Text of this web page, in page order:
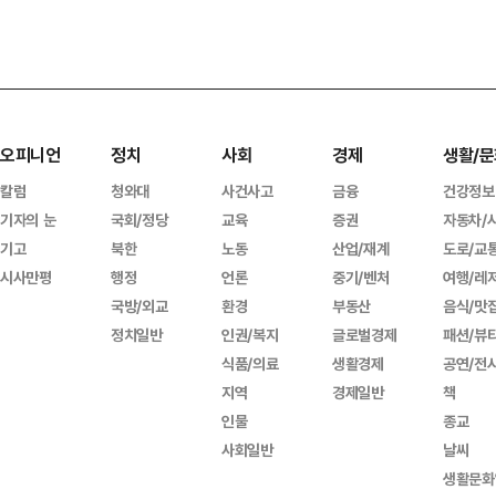
오피니언
칼럼
기자의 눈
기고
시사만평
정치
청와대
국회/정당
북한
행정
국방/외교
정치일반
사회
사건사고
교육
노동
언론
환경
인권/복지
식품/의료
지역
인물
사회일반
경제
금융
증권
산업/재계
중기/벤처
부동산
글로벌경제
생활경제
경제일반
생활/
건강정보
자동차/
도로/교
여행/레
음식/맛
패션/뷰
공연/전
책
종교
날씨
생활문